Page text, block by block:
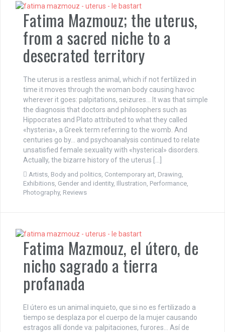
Fatima Mazmouz; the uterus,
from a sacred niche to a
desecrated territory
The uterus is a restless animal, which if not fertilized in
time it moves through the woman body causing havoc
wherever it goes: palpitations, seizures… It was that simple
the diagnosis that doctors and philosophers such as
Hippocrates and Plato attributed to what they called
«hysteria», a Greek term referring to the womb. And
centuries go by… and psychoanalysis continued to relate
unsatisfied female sexuality with «hysterical» disorders.
Actually, the bizarre history of the uterus […]
Artists, Body and politics, Contemporary art, Drawing,
Exhibitions, Gender and identity, Illustration, Performance,
Photography, Reviews
Fatima Mazmouz, el útero, de
nicho sagrado a tierra
profanada
El útero es un animal inquieto, que si no es fertilizado a
tiempo se desplaza por el cuerpo de la mujer causando
estragos allí donde va: palpitaciones, furores… Así de